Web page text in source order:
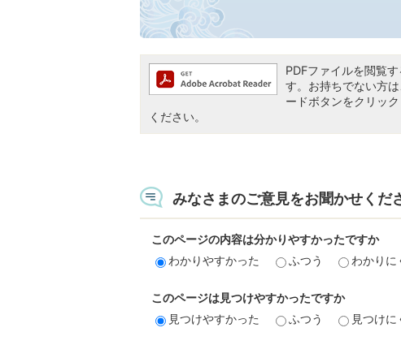
PDFファイルを閲覧
す。お持ちでない方
ードボタンをクリッ
ください。
みなさまのご意見をお聞かせくだ
このページの内容は分かりやすかったですか
わかりやすかった
ふつう わかりに
このページは見つけやすかったですか
見つけやすかった
ふつう 見つけに